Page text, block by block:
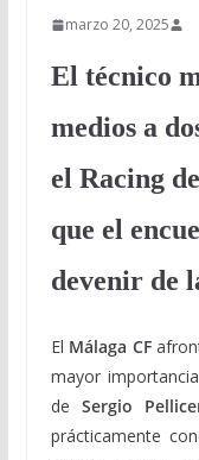
marzo 20, 2025
El técnico
medios a
el Racing
que el
devenir de
El Málaga CF
mayor
de Sergio
prácticamente